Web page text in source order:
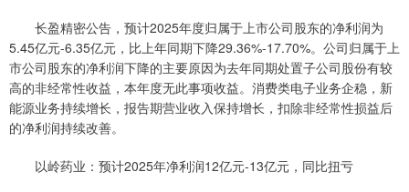
长盈精密公告，预计2025年度归属于上市公司股东的净利润为
5.45亿元-6.35亿元，比上年同期下降29.36%-17.70%。公司归属于上
市公司股东的净利润下降的主要原因为去年同期处置子公司股份有较
高的非经常性收益，本年度无此事项收益。消费类电子业务企稳，新
能源业务持续增长，报告期营业收入保持增长，扣除非经常性损益后
的净利润持续改善。
以岭药业：预计2025年净利润12亿元-13亿元，同比扭亏